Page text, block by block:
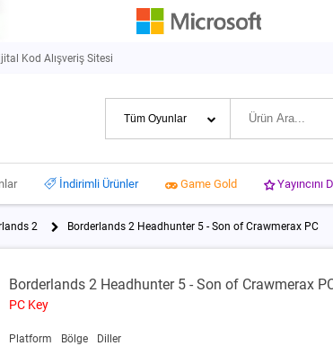
Kod Alışveriş Sitesi
İndirimli Ürünler Game Gold Yayıncını
2 Borderlands 2 Headhunter 5 - Son of Crawmerax PC
Borderlands 2 Headhunter 5 - Son of Crawmerax
PC Key
Platform Bölge Diller